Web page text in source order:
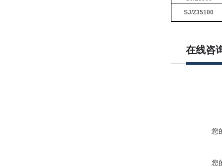
SJ/Z35100
在线咨
您
您